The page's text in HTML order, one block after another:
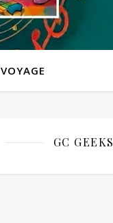
VOYAGE
GC GEEKS